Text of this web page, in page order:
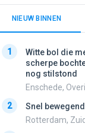
NIEUW BINNEN
1
Witte bol die
scherpe
nog stilstond
Enschede,
2
Snel
Rotterdam,